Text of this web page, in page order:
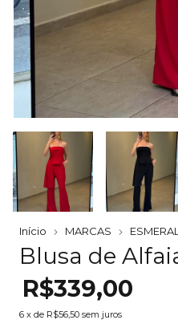
Início MARCAS ESMERAL
Blusa de
R$339,00
6 x de R$56,50 sem juros